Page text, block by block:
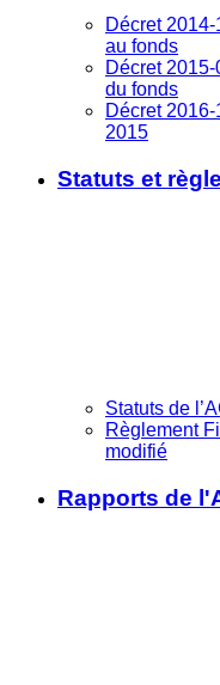
Décret
au fonds
Décret
du fonds
Décret
2015
Statuts et
Statuts de
Règlement
modifié
Rapports de